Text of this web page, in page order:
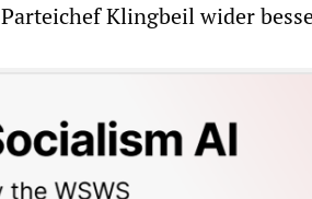
Parteichef Klingbeil wider